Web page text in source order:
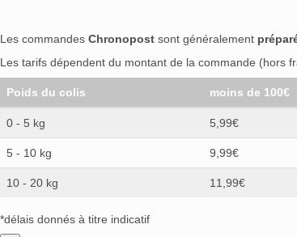
Les commandes Chronopost sont généralement
Les tarifs dépendent du montant de la commande (hors
Poids du colis moins de 100€
0 - 5 kg 5,99€
5 - 10 kg 9,99€
10 - 20 kg 11,99€
*délais donnés à titre indicatif